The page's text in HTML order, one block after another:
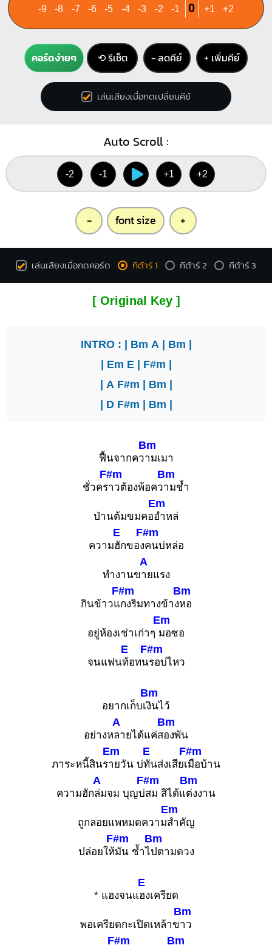
-9 -8 -7 -6 -5 -4 -3 -2 -1 0 +1 +2
คอร์ดง่ายๆ ⟲ รีเซ็ต − ลดคีย์ + เพิ่มคีย์
เล่นเสียงเมื่อกดเปลี่ยนคีย์
Auto Scroll :
-2 -1 +1 +2
- font size +
เล่นเสียงเมื่อกดคอร์ด กีต้าร์ 1 กีต้าร์ 2 กีต้าร์ 3
[ Original Key ]
INTRO : | Bm A | Bm |
| Em E| F#m |
| A F#m | Bm |
| D F#m | Bm |
ฟื้นจากคว
Bm
ามเมา
ชั่วคร
F#m
าวต้องพ้อคว
Bm
ามช้ำ
ป่านต้มขมคอ
Em
อำหล่
ความ
E
ฮักของ
F#m
คนบ่หล่อ
ทำงานข
A
ายแรง
กินข้าวแ
F#m
กงริมทางข้าง
Bm
หอ
อยู่ห้องเช่าเก่าๆ
Em
มอซอ
จนแฟน
E
ท้อทน
F#m
รอบ่ไหว
อยากเก็บเ
Bm
งินไว้
อย่างห
A
ลายได้แค่ส
Bm
องพัน
ภาระหนี้สินร
Em
ายวัน บ่
E
ทันส่งเสียเ
F#m
มือบ้าน
ความฮัก
A
ล่มจม บุญบ่
F#m
สม สิได้แ
Bm
ต่งงาน
ถูกลอยแพหมดความ
Em
สำคัญ
ปล่อยให้
F#m
มัน ช้ำไ
Bm
ปตามดวง
* แฮงจนแ
E
ฮงเครียด
พอเครียดกะเปิดเหล้าข
Bm
าว
F#m Bm